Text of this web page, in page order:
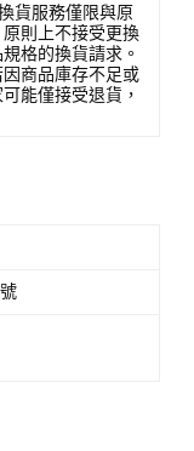
貨服務僅限與原
則上不接受更換
格的換貨請求。
商品庫存不足或
能僅接受退貨，